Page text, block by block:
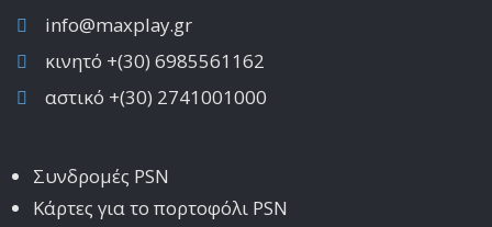
info@maxplay.gr
κινητό +(30) 6985561162
αστικό +(30) 2741001000
Συνδρομές PSN
Κάρτες για το πορτοφόλι PSN